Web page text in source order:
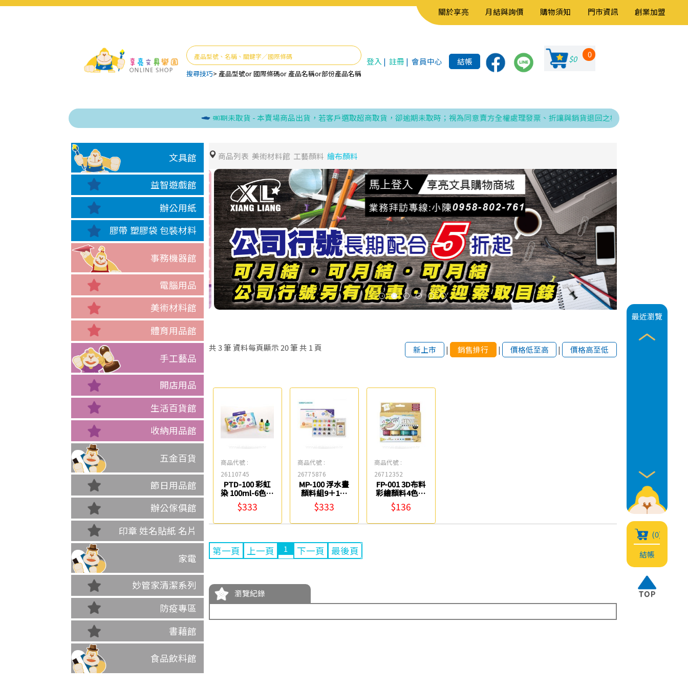
關於享亮 月結與詢價 購物須知 門市資訊 創業加盟
搜尋技巧> 產品型號or國際條碼or 產品名稱or部份產品名稱
登入 | 註冊 | 會員中心 結帳 $0 0
逾期未取貨 - 本賣場商品出貨，若客戶選取超商取貨，卻逾期未取時；視為同意賣方全權處理發票、折讓與銷貨退回之相關程序，特此告知！
最近瀏覽
(0)
結帳
文具館
益智遊戲館
辦公用紙
膠帶 塑膠袋 包裝材料
事務機器館
電腦用品
美術材料館
體育用品館
手工藝品
開店用品
生活百貨館
收納用品館
五金百貨
節日用品館
辦公傢俱館
印章 姓名貼紙 名片
家電
妙管家清潔系列
防疫專區
書藉館
食品飲料館
商品列表 美術材料館 工藝顏料 繪布顏料
共 3筆 資料每頁顯示 20筆 共 1頁 新上市 | 銷售排行 | 價格低至高 | 價格高至低
商品代號 :
26110745
PTD-100 彩虹
染 100ml-6色入
雄獅
$333
商品代號 :
26775876
MP-100 浮水畫
顏料組9＋1色
(組) 雄獅
$333
商品代號 :
26712352
FP-001 3D布料
彩繪顏料4色組
雄獅
$136
第一頁 上一頁 1 下一頁 最後頁
瀏覽紀錄